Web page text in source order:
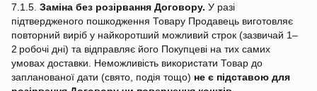
7.1.5. Заміна без розірвання Договору. У разі
підтвердженого пошкодження Товару Продавець виготовляє
повторний виріб у найкоротший можливий строк (зазвичай 1–
2 робочі дні) та відправляє його Покупцеві на тих самих
умовах доставки. Неможливість використати Товар до
запланованої дати (свято, подія тощо) не є підставою для